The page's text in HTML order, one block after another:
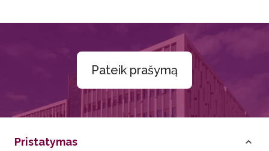
Pateik prašymą
Pristatymas